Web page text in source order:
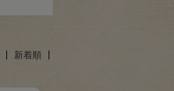
新着順